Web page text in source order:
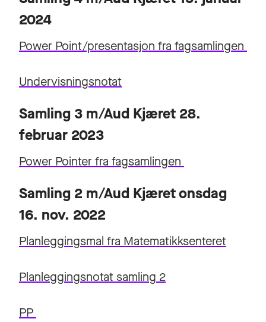
2024
Power Point/presentasjon fra fagsamlingen
Undervisningsnotat
Samling 3 m/Aud Kjæret 28.
februar 2023
Power Pointer fra fagsamlingen
Samling 2 m/Aud Kjæret onsdag
16. nov. 2022
Planleggingsmal fra Matematikksenteret
Planleggingsnotat samling 2
PP